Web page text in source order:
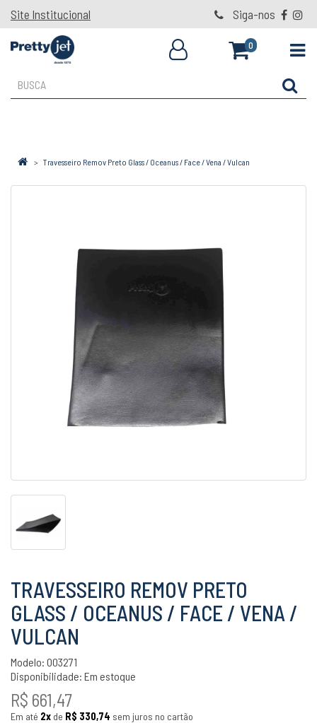
Site Institucional Siga-nos
0
Travesseiro Remov Preto Glass / Oceanus / Face / Vena / Vulcan
TRAVESSEIRO REMOV PRETO
GLASS / OCEANUS / FACE / VENA /
VULCAN
Modelo: 003271
Disponibilidade: Em estoque
R$ 661,47
Em até 2x de R$ 330,74 sem juros no cartão